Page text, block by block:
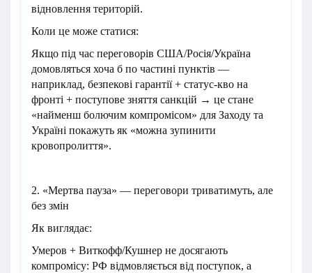
відновлення територій.
Коли це може статися:
Якщо під час переговорів США/Росія/Україна
домовляться хоча б по частині пунктів —
наприклад, безпекові гарантії + статус‑кво на
фронті + поступове зняття санкцій → це стане
«найменш болючим компромісом» для Заходу та
Україні покажуть як «можна зупинити
кровопролиття».
2. «Мертва пауза» — переговори триватимуть, але
без змін
Як виглядає:
Умеров + Виткофф/Кушнер не досягають
компромісу: РФ відмовляється від поступок, а